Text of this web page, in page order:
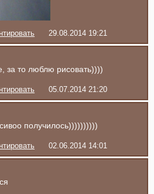
29.08.2014 19:21
за то люблю рисовать))))
05.07.2014 21:20
получилось))))))))))
02.06.2014 14:01